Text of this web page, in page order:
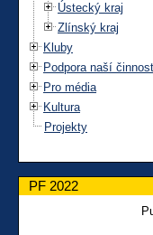
Ústecký kraj
Zlínský kraj
Kluby
Podpora naší
Pro média
Kultura
Projekty
PF 2022